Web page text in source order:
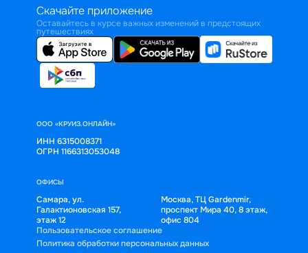
Скачайте приложение
Оставайтесь в курсе важных изменений в предстоящих
путешествиях
ООО «КРУИЗ.ОНЛАЙН»
ИНН 6315008371
ОГРН 1166313053048
ОФИСЫ
Самара, ул.
Галактионовская 157,
этаж 12
Москва, ТЦ Gardenmir,
проспект Мира 40, 8 этаж,
офис 804
Пользовательское соглашение
Политика обработки персональных данных